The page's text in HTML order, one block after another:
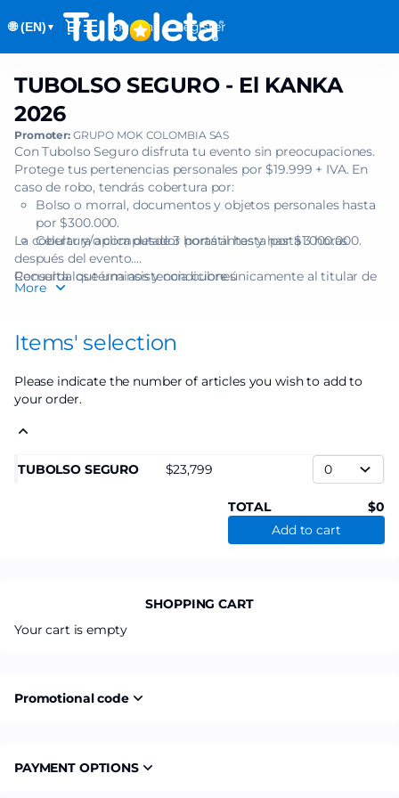
🌐 (EN) ▼ Dialog
Sign in Register
selection
KANKA
2026]
Tuboleta.com
TUBOLSO
-
El
KANKA
2026
TUBOLSO SEGURO - El KANKA
2026
Promoter: GRUPO MOK COLOMBIA SAS
Con Tubolso Seguro disfruta tu evento sin preocupaciones.
Protege tus pertenencias personales por $19.999 + IVA. En
caso de robo, tendrás cobertura por:
Bolso o morral, documentos y objetos personales hasta
por $300.000.
Celular y/o computador portátil hasta por $1.000.000.
La cobertura aplica desde 3 horas antes y hasta 3 horas
después del evento.
Recuerda que una asistencia cubre únicamente al titular de
una (1) boleta.
Consulta los términos y condiciones
More
Items' selection
Please indicate the number of articles you wish to add to
your order.
TUBOLSO SEGURO 23,799
TOTAL
0
Add to cart
SHOPPING CART
Your cart is empty
Promotional code
PAYMENT OPTIONS